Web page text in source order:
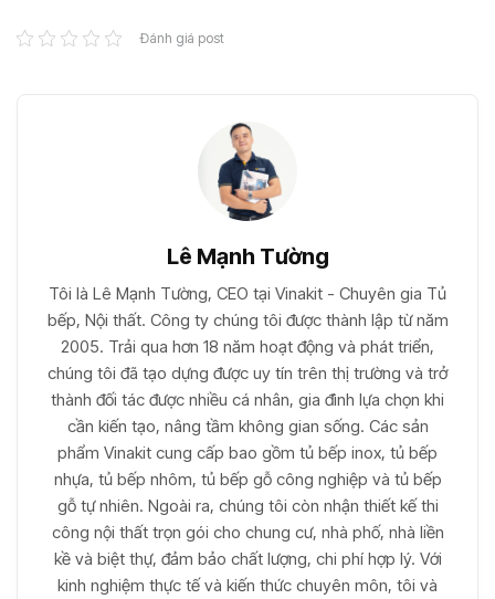
Đánh giá post
Lê Mạnh Tường
Tôi là Lê Mạnh Tường, CEO tại Vinakit - Chuyên gia Tủ
bếp, Nội thất. Công ty chúng tôi được thành lập từ năm
2005. Trải qua hơn 18 năm hoạt động và phát triển,
chúng tôi đã tạo dựng được uy tín trên thị trường và trở
thành đối tác được nhiều cá nhân, gia đình lựa chọn khi
cần kiến tạo, nâng tầm không gian sống. Các sản
phẩm Vinakit cung cấp bao gồm tủ bếp inox, tủ bếp
nhựa, tủ bếp nhôm, tủ bếp gỗ công nghiệp và tủ bếp
gỗ tự nhiên. Ngoài ra, chúng tôi còn nhận thiết kế thi
công nội thất trọn gói cho chung cư, nhà phố, nhà liền
kề và biệt thự, đảm bảo chất lượng, chi phí hợp lý. Với
kinh nghiệm thực tế và kiến thức chuyên môn, tôi và